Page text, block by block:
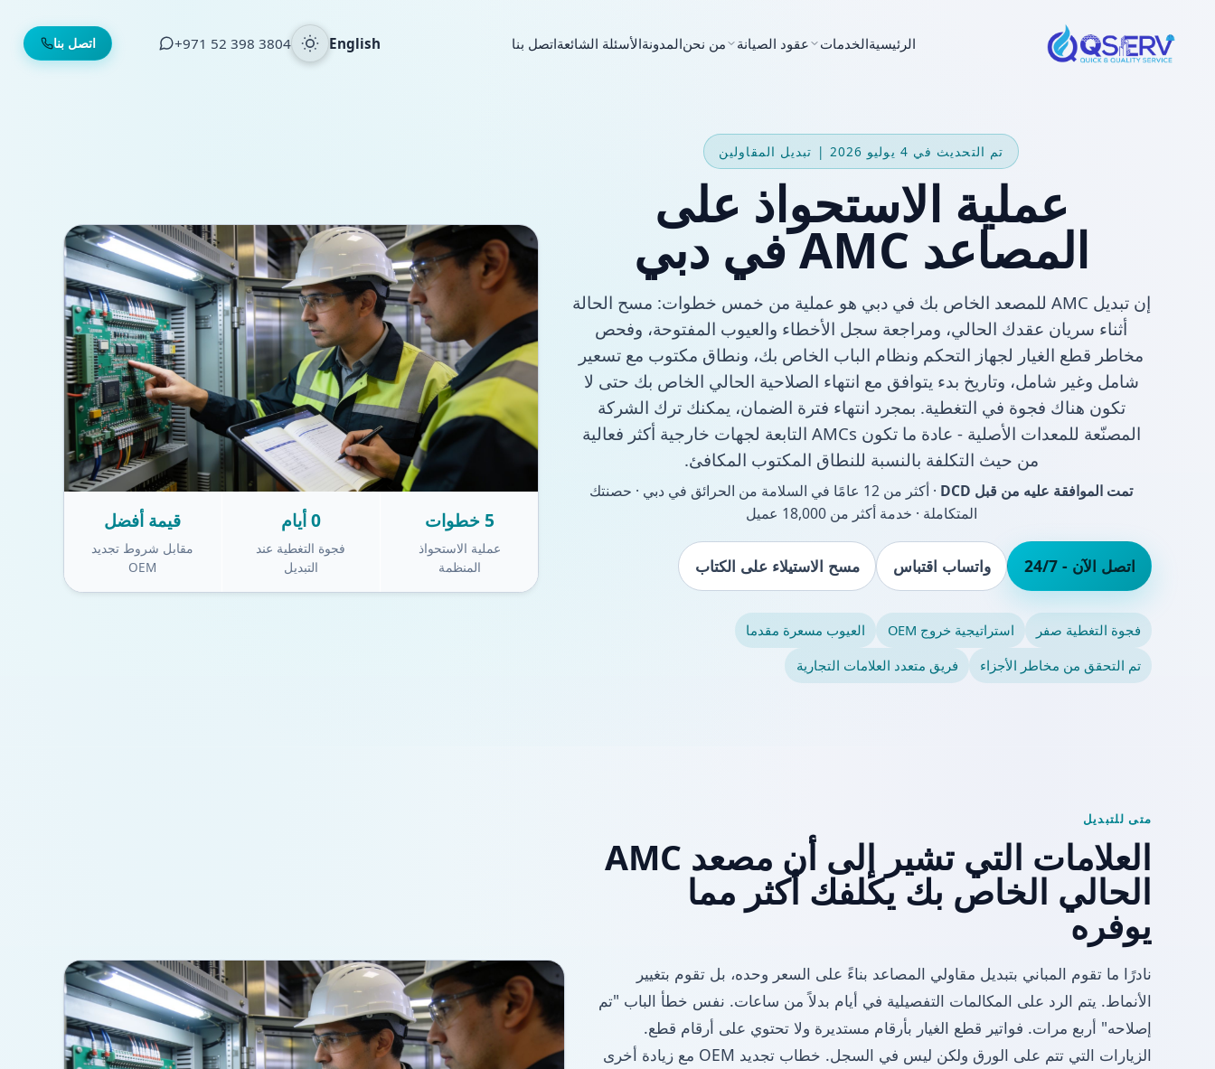
اتصل بنا الرئيسيةالخدمات عقود الصيانة من نحنالمدونةالأسئلة الشائعةاتصل بنا English
⁦+971 52 398 3804⁩
تم التحديث في 4 يوليو 2026 | تبديل المقاولين
عملية الاستحواذ على
المصاعد AMC في دبي
إن تبديل AMC للمصعد الخاص بك في دبي هو عملية من خمس خطوات: مسح الحالة
أثناء سريان عقدك الحالي، ومراجعة سجل الأخطاء والعيوب المفتوحة، وفحص
مخاطر قطع الغيار لجهاز التحكم ونظام الباب الخاص بك، ونطاق مكتوب مع تسعير
شامل وغير شامل، وتاريخ بدء يتوافق مع انتهاء الصلاحية الحالي الخاص بك حتى لا
تكون هناك فجوة في التغطية. بمجرد انتهاء فترة الضمان، يمكنك ترك الشركة
المصنّعة للمعدات الأصلية - عادة ما تكون AMCs التابعة لجهات خارجية أكثر فعالية
من حيث التكلفة بالنسبة للنطاق المكتوب المكافئ.
تمت الموافقة عليه من قبل DCD
· أكثر من 12 عامًا في السلامة من الحرائق في دبي · حصنتك
المتكاملة · خدمة أكثر من 18,000 عميل
اتصل الآن - 24/7 واتساب اقتباس مسح الاستيلاء على الكتاب
فجوة التغطية صفر استراتيجية خروج OEM
العيوب مسعرة مقدما
تم التحقق من مخاطر الأجزاء
فريق متعدد العلامات التجارية
5 خطوات
عملية الاستحواذ
المنظمة
0 أيام
فجوة التغطية عند
التبديل
قيمة أفضل
مقابل شروط تجديد
OEM
متى للتبديل
العلامات التي تشير إلى أن مصعد AMC
الحالي الخاص بك يكلفك أكثر مما
يوفره
نادرًا ما تقوم المباني بتبديل مقاولي المصاعد بناءً على السعر وحده، بل تقوم بتغيير
الأنماط. يتم الرد على المكالمات التفصيلية في أيام بدلاً من ساعات. نفس خطأ الباب "تم
إصلاحه" أربع مرات. فواتير قطع الغيار بأرقام مستديرة ولا تحتوي على أرقام قطع.
الزيارات التي تتم على الورق ولكن ليس في السجل. خطاب تجديد OEM مع زيادة أخرى